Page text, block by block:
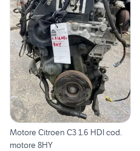
Motore Citroen C3 1.6 HDI cod.
motore 8HY